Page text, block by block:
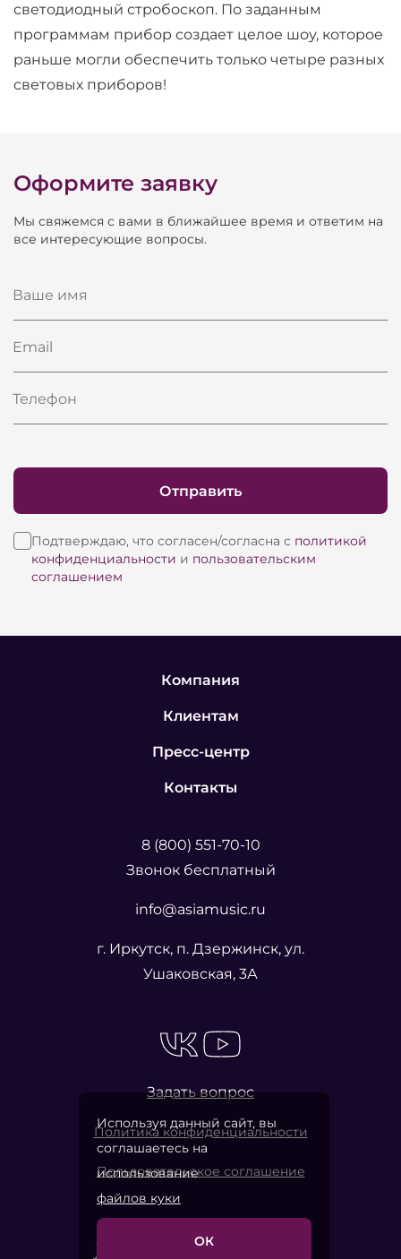
светодиодный стробоскоп. По заданным
программам прибор создает целое шоу, которое
раньше могли обеспечить только четыре разных
световых приборов!
Оформите заявку
Мы свяжемся с вами в ближайшее время и ответим на
все интересующие вопросы.
Ваше имя
Email
Телефон
Подтверждаю, что согласен/согласна с политикой
конфиденциальности и пользовательским
соглашением
Отправить
Компания
Клиентам
Пресс-центр
Контакты
8 (800) 551-70-10
Звонок бесплатный
info@asiamusic.ru
г. Иркутск, п. Дзержинск, ул.
Ушаковская, 3А
Задать вопрос
Политика конфиденциальности
Пользовательское соглашение
2026 © «Азия Мьюзик Компани»
Используя данный сайт, вы
соглашаетесь на
использование
файлов куки
ОК